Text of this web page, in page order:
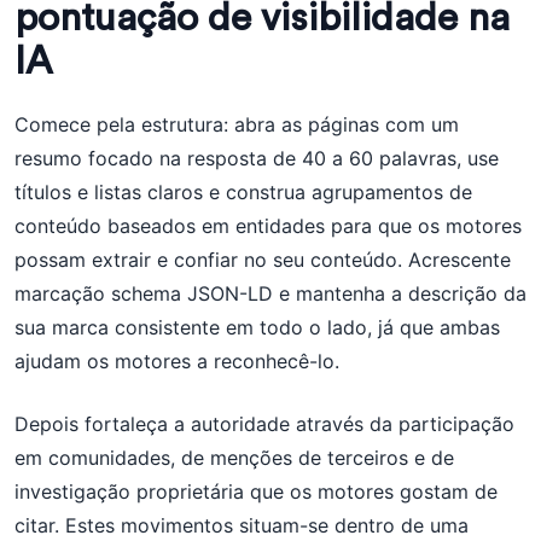
pontuação de visibilidade na
IA
Comece pela estrutura: abra as páginas com um
resumo focado na resposta de 40 a 60 palavras, use
títulos e listas claros e construa agrupamentos de
conteúdo baseados em entidades para que os motores
possam extrair e confiar no seu conteúdo. Acrescente
marcação schema JSON-LD e mantenha a descrição da
sua marca consistente em todo o lado, já que ambas
ajudam os motores a reconhecê-lo.
Depois fortaleça a autoridade através da participação
em comunidades, de menções de terceiros e de
investigação proprietária que os motores gostam de
citar. Estes movimentos situam-se dentro de uma